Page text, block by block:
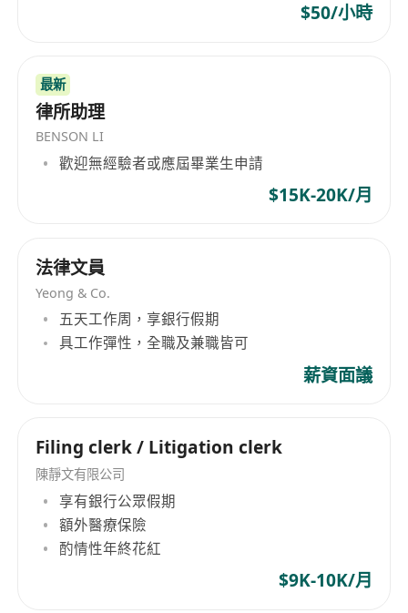
$50/小時
最新
律所助理
BENSON LI
歡迎無經驗者或應屆畢業生申請
$15K-20K/月
法律文員
Yeong & Co.
五天工作周，享銀行假期
具工作彈性，全職及兼職皆可
薪資面議
Filing clerk / Litigation clerk
陳靜文有限公司
享有銀行公眾假期
額外醫療保險
酌情性年終花紅
$9K-10K/月